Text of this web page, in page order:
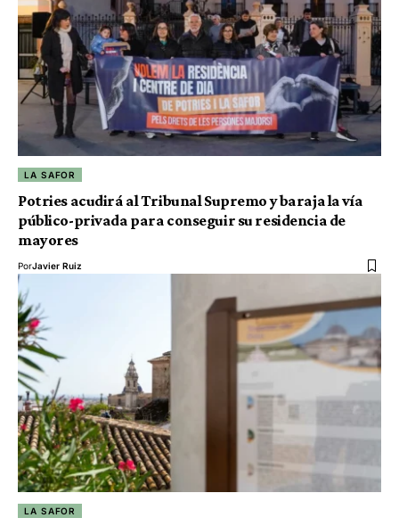
LA SAFOR
Potries acudirá al Tribunal Supremo y baraja la vía
público-privada para conseguir su residencia de
mayores
PorJavier Ruiz
LA SAFOR